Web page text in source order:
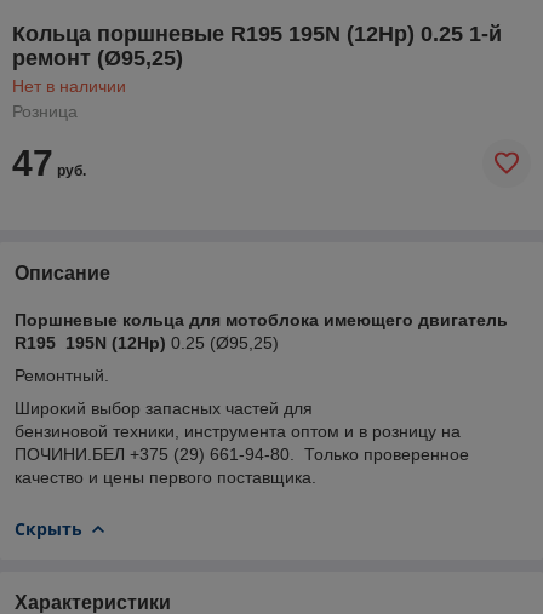
Кольца поршневые R195 195N (12Hp) 0.25 1-й
ремонт (Ø95,25)
Нет в наличии
Розница
47 руб.
Описание
Поршневые кольца для мотоблока имеющего двигатель
R195 195N (12Hp) 0.25 (Ø95,25)
Ремонтный.
Широкий выбор запасных частей для
бензиновой техники, инструмента оптом и в розницу на
ПОЧИНИ.БЕЛ +375 (29) 661-94-80. Только проверенное
качество и цены первого поставщика.
Скрыть
Характеристики